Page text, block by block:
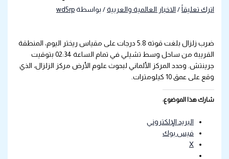
اترك تعليقاً / الاخبار العالمية والعربية / بواسطة wd5rp
ضرب زلزال بلغت قوته 5.8 درجات على مقياس ريختر اليوم، المنطقة
القريبة من ساحل وسط تشيلي في تمام الساعة 02:34 بتوقيت
جرينتش. وحدد المركز الألماني لبحوث علوم الأرض مركز الزلزال، الذي
وقع على عمق 10 كيلومترات.
شارك هذا الموضوع:
البريد الإلكتروني
فيس بوك
X